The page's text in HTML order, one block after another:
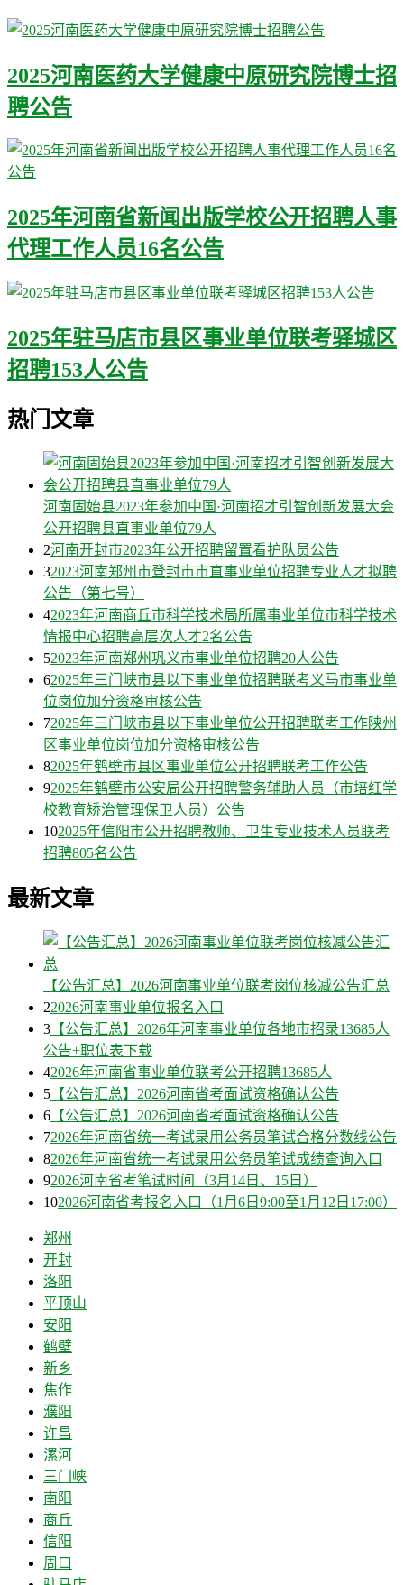
2025河南医药大学健康中原研究院博士招
聘公告
2025年河南省新闻出版学校公开招聘人事
代理工作人员16名公告
2025年驻马店市县区事业单位联考驿城区
招聘153人公告
热门文章
河南固始县2023年参加中国·河南招才引智创新发展大会
公开招聘县直事业单位79人
2河南开封市2023年公开招聘留置看护队员公告
32023河南郑州市登封市市直事业单位招聘专业人才拟聘
公告（第七号）
42023年河南商丘市科学技术局所属事业单位市科学技术
情报中心招聘高层次人才2名公告
52023年河南郑州巩义市事业单位招聘20人公告
62025年三门峡市县以下事业单位招聘联考义马市事业单
位岗位加分资格审核公告
72025年三门峡市县以下事业单位公开招聘联考工作陕州
区事业单位岗位加分资格审核公告
82025年鹤壁市县区事业单位公开招聘联考工作公告
92025年鹤壁市公安局公开招聘警务辅助人员（市培红学
校教育矫治管理保卫人员）公告
102025年信阳市公开招聘教师、卫生专业技术人员联考
招聘805名公告
最新文章
【公告汇总】2026河南事业单位联考岗位核减公告汇总
22026河南事业单位报名入口
3 【公告汇总】2026年河南事业单位各地市招录13685人
公告+职位表下载
42026年河南省事业单位联考公开招聘13685人
5 【公告汇总】2026河南省考面试资格确认公告
6 【公告汇总】2026河南省考面试资格确认公告
72026年河南省统一考试录用公务员笔试合格分数线公告
82026年河南省统一考试录用公务员笔试成绩查询入口
92026河南省考笔试时间（3月14日、15日）
102026河南省考报名入口（1月6日9:00至1月12日17:00）
郑州
开封
洛阳
平顶山
安阳
鹤壁
新乡
焦作
濮阳
许昌
漯河
三门峡
南阳
商丘
信阳
周口